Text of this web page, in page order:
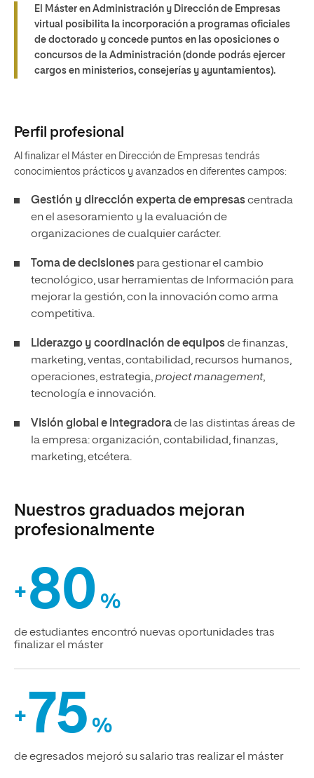
El Máster en Administración y Dirección de Empresas
virtual posibilita la incorporación a programas oficiales
de doctorado y concede puntos en las oposiciones o
concursos de la Administración (donde podrás ejercer
cargos en ministerios, consejerías y ayuntamientos).
Perfil profesional
Al finalizar el Máster en Dirección de Empresas tendrás
conocimientos prácticos y avanzados en diferentes campos:
Gestión y dirección experta de empresascentrada
en el asesoramiento y la evaluación de
organizaciones de cualquier carácter.
Toma de decisiones para gestionar el cambio
tecnológico, usar herramientas de Información para
mejorar la gestión, con la innovación como arma
competitiva.
Liderazgo y coordinación de equiposde finanzas,
marketing, ventas, contabilidad, recursos humanos,
operaciones, estrategia,project management,
tecnología e innovación.
Visión global e integradorade las distintas áreas de
la empresa: organización, contabilidad, finanzas,
marketing, etcétera.
Nuestros graduados mejoran
profesionalmente
+ 80 %
de estudiantes encontró nuevas oportunidades tras
finalizar el máster
+75 %
de egresados mejoró su salario tras realizar el máster